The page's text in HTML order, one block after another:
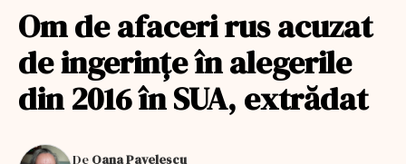
Om de afaceri rus acuzat
de ingerințe în alegerile
din 2016 în SUA, extrădat
De Oana Pavelescu